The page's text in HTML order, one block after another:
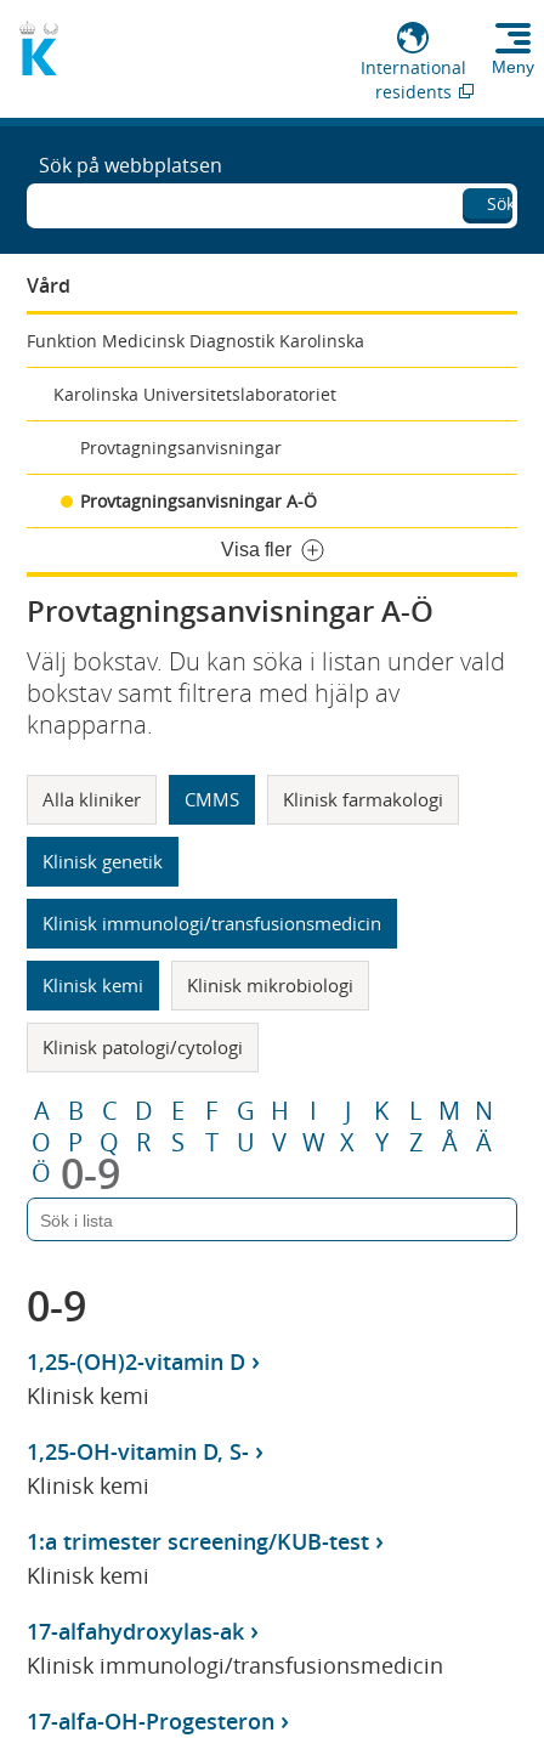
International
residents
Meny
Sök på webbplatsen
Sök
Vård
Funktion Medicinsk Diagnostik Karolinska
Karolinska Universitetslaboratoriet
Provtagningsanvisningar
Provtagningsanvisningar A-Ö
Visa fler
Provtagningsanvisningar A-Ö
Välj bokstav. Du kan söka i listan under vald
bokstav samt filtrera med hjälp av
knapparna.
Alla kliniker CMMS Klinisk farmakologi
Klinisk genetik
Klinisk immunologi/transfusionsmedicin
Klinisk kemi Klinisk mikrobiologi
Klinisk patologi/cytologi
A B C D E F G H I J K L M N
O
P Q R S T U V W X Y Z Å Ä
Ö 0-9
0-9
1,25-(OH)2-vitamin D
Klinisk kemi
1,25-OH-vitamin D, S-
Klinisk kemi
1:a trimester screening/KUB-test
Klinisk kemi
17-alfahydroxylas-ak
Klinisk immunologi/transfusionsmedicin
17-alfa-OH-Progesteron